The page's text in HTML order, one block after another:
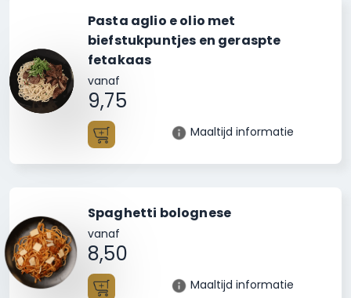
Pasta aglio e olio met
biefstukpuntjes en geraspte
fetakaas
vanaf
9,75
Maaltijd informatie
Spaghetti bolognese
vanaf
8,50
Maaltijd informatie
Toevoegen